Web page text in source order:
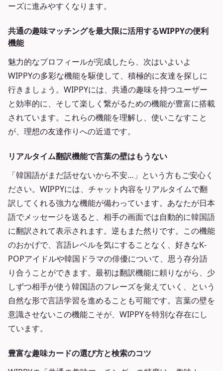
ーズに進みやすくなります。
共通の趣味マッチングを最大限に活用するWIPPYの便利
機能
魅力的なプロフィールが完成したら、次はいよいよ
WIPPYの多彩な機能を駆使して、積極的に友達を探しに
行きましょう。WIPPYには、共通の趣味を持つユーザー
と効率的に、そして楽しく繋がるための機能が豊富に搭載
されています。これらの機能を理解し、使いこなすこと
が、理想の友達作りへの近道です。
リアルタイム翻訳機能で言葉の壁はもうない
「韓国語がまだ話せないから不安…」という方もご安心く
ださい。WIPPYには、チャット内容をリアルタイムで翻
訳してくれる強力な機能が備わっています。あなたが日本
語でメッセージを送ると、相手の画面では自動的に韓国語
に翻訳されて表示されます。逆もまた然りです。この機能
のおかげで、言語レベルを気にすることなく、好きなK-
POPアイドルや韓国ドラマの俳優について、思う存分語
り合うことができます。最初は翻訳機能に頼りながら、少
しずつ相手が使う韓国語のフレーズを覚えていく、という
自然な形で言語学習を進めることも可能です。言葉の壁を
意識させないこの機能こそが、WIPPYを特別な存在にし
ています。
豊富な趣味カードの選び方と検索のコツ